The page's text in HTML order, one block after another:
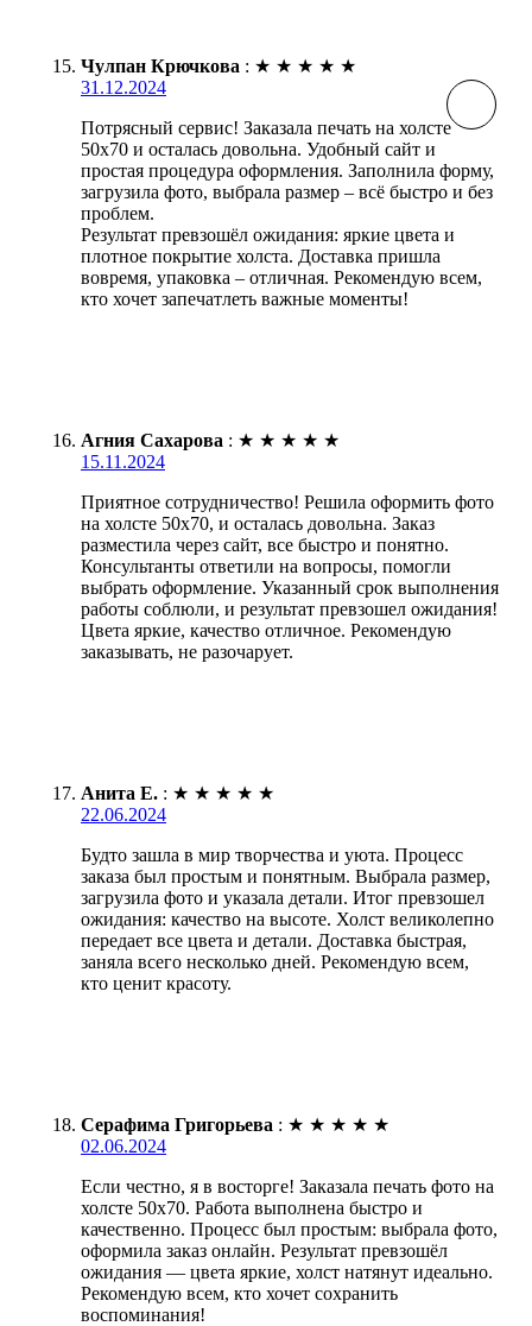
Чулпан Крючкова : ★ ★ ★ ★ ★
31.12.2024
Потрясный сервис! Заказала печать на холсте
50х70 и осталась довольна. Удобный сайт и
простая процедура оформления. Заполнила форму,
загрузила фото, выбрала размер – всё быстро и без
проблем.
Результат превзошёл ожидания: яркие цвета и
плотное покрытие холста. Доставка пришла
вовремя, упаковка – отличная. Рекомендую всем,
кто хочет запечатлеть важные моменты!
Агния Сахарова : ★ ★ ★ ★ ★
15.11.2024
Приятное сотрудничество! Решила оформить фото
на холсте 50х70, и осталась довольна. Заказ
разместила через сайт, все быстро и понятно.
Консультанты ответили на вопросы, помогли
выбрать оформление. Указанный срок выполнения
работы соблюли, и результат превзошел ожидания!
Цвета яркие, качество отличное. Рекомендую
заказывать, не разочарует.
Анита Е. : ★ ★ ★ ★ ★
22.06.2024
Будто зашла в мир творчества и уюта. Процесс
заказа был простым и понятным. Выбрала размер,
загрузила фото и указала детали. Итог превзошел
ожидания: качество на высоте. Холст великолепно
передает все цвета и детали. Доставка быстрая,
заняла всего несколько дней. Рекомендую всем,
кто ценит красоту.
Серафима Григорьева : ★ ★ ★ ★ ★
02.06.2024
Если честно, я в восторге! Заказала печать фото на
холсте 50х70. Работа выполнена быстро и
качественно. Процесс был простым: выбрала фото,
оформила заказ онлайн. Результат превзошёл
ожидания — цвета яркие, холст натянут идеально.
Рекомендую всем, кто хочет сохранить
воспоминания!